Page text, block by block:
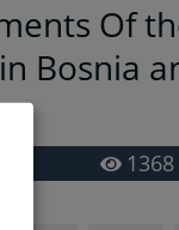
Of
Bosnia
1368